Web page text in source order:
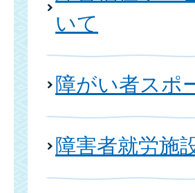
いて
障がい者スポ
障害者就労施